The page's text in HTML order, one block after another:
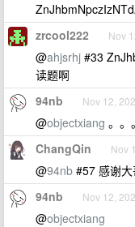
zrcool222 Nov
@ahjsrhj #33
读题啊
94nb Nov 12,
@objectxiang 。。
ChangQin Nov
@94nb #57 感谢
94nb Nov 12,
@objectxiang